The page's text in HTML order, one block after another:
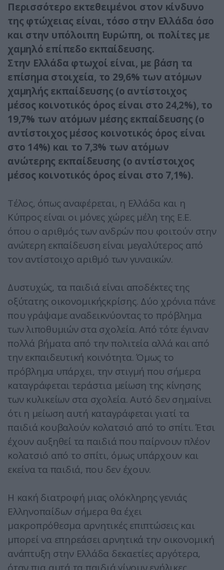
Περισσότερο εκτεθειμένοι στον κίνδυνο
της φτώχειας είναι, τόσο στην Ελλάδα όσο
και στην υπόλοιπη Ευρώπη, οι πολίτες με
χαμηλό επίπεδο εκπαίδευσης.
Στην Ελλάδα φτωχοί είναι, με βάση τα
επίσημα στοιχεία, το 29,6% των ατόμων
χαμηλής εκπαίδευσης (ο αντίστοιχος
μέσος κοινοτικός όρος είναι στο 24,2%), το
19,7% των ατόμων μέσης εκπαίδευσης (ο
αντίστοιχος μέσος κοινοτικός όρος είναι
στο 14%) και το 7,3% των ατόμων
ανώτερης εκπαίδευσης (ο αντίστοιχος
μέσος κοινοτικός όρος είναι στο 7,1%).
Τέλος, όπως αναφέρεται, η Ελλάδα και η
Κύπρος είναι οι μόνες χώρες μέλη της Ε.Ε.
όπου ο αριθμός των ανδρών που φοιτούν στην
ανώτερη εκπαίδευση είναι μεγαλύτερος από
τον αντίστοιχο αριθμό των γυναικών.
Δυστυχώς, τα παιδιά είναι αποδέκτες της
οξύτατης οικονομικήςκρίσης. Δύο χρόνια πάνε
που γράψαμε αναδεικνύοντας το πρόβλημα
των λιποθυμιών στα σχολεία. Από τότε έγιναν
πολλά βήματα από την πολιτεία αλλά και από
την εκπαιδευτική κοινότητα. Όμως το
πρόβλημα υπάρχει, την στιγμή που σήμερα
καταγράφεται τεράστια μείωση της κίνησης
των κυλικείων στα σχολεία. Αυτό δεν σημαίνει
ότι η μείωση αυτή καταγράφεται γιατί τα
παιδιά κουβαλούν κολατσιό από το σπίτι. Έτσι
έχουν αυξηθεί τα παιδιά που παίρνουν πλέον
κολατσιό από το σπίτι, όμως υπάρχουν και
εκείνα τα παιδιά, που δεν έχουν.
Η κακή διατροφή μιας ολόκληρης γενιάς
Ελληνοπαίδων σήμερα θα έχει
μακροπρόθεσμα αρνητικές επιπτώσεις και
μπορεί να επηρεάσει αρνητικά την οικονομική
ανάπτυξη στην Ελλάδα δεκαετίες αργότερα,